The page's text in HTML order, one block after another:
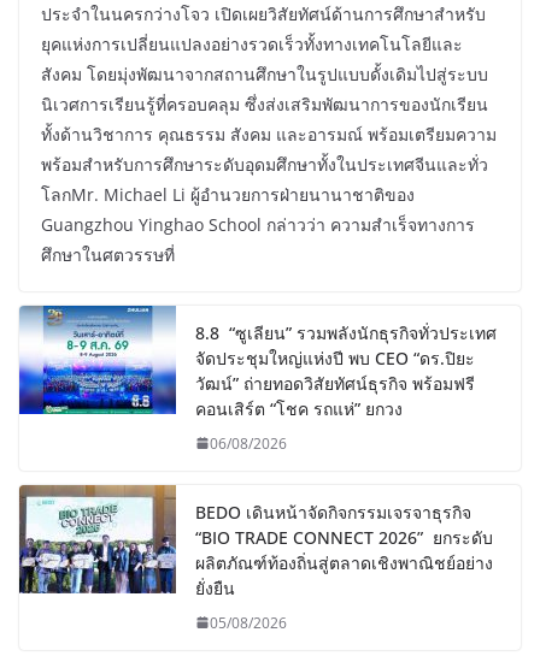
ประจำในนครกว่างโจว เปิดเผยวิสัยทัศน์ด้านการศึกษาสำหรับ
ยุคแห่งการเปลี่ยนแปลงอย่างรวดเร็วทั้งทางเทคโนโลยีและ
สังคม โดยมุ่งพัฒนาจากสถานศึกษาในรูปแบบดั้งเดิมไปสู่ระบบ
นิเวศการเรียนรู้ที่ครอบคลุม ซึ่งส่งเสริมพัฒนาการของนักเรียน
ทั้งด้านวิชาการ คุณธรรม สังคม และอารมณ์ พร้อมเตรียมความ
พร้อมสำหรับการศึกษาระดับอุดมศึกษาทั้งในประเทศจีนและทั่ว
โลกMr. Michael Li ผู้อำนวยการฝ่ายนานาชาติของ
Guangzhou Yinghao School กล่าวว่า ความสำเร็จทางการ
ศึกษาในศตวรรษที่
8.8 “ซูเลียน” รวมพลังนักธุรกิจทั่วประเทศ
จัดประชุมใหญ่แห่งปี พบ CEO “ดร.ปิยะ
วัฒน์” ถ่ายทอดวิสัยทัศน์ธุรกิจ พร้อมฟรี
คอนเสิร์ต “โชค รถแห่” ยกวง
06/08/2026
BEDO เดินหน้าจัดกิจกรรมเจรจาธุรกิจ
“BIO TRADE CONNECT 2026” ยกระดับ
ผลิตภัณฑ์ท้องถิ่นสู่ตลาดเชิงพาณิชย์อย่าง
ยั่งยืน
05/08/2026